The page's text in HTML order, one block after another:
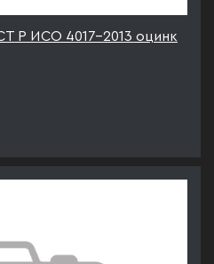
Р ИСО 4017-2013 оцинк